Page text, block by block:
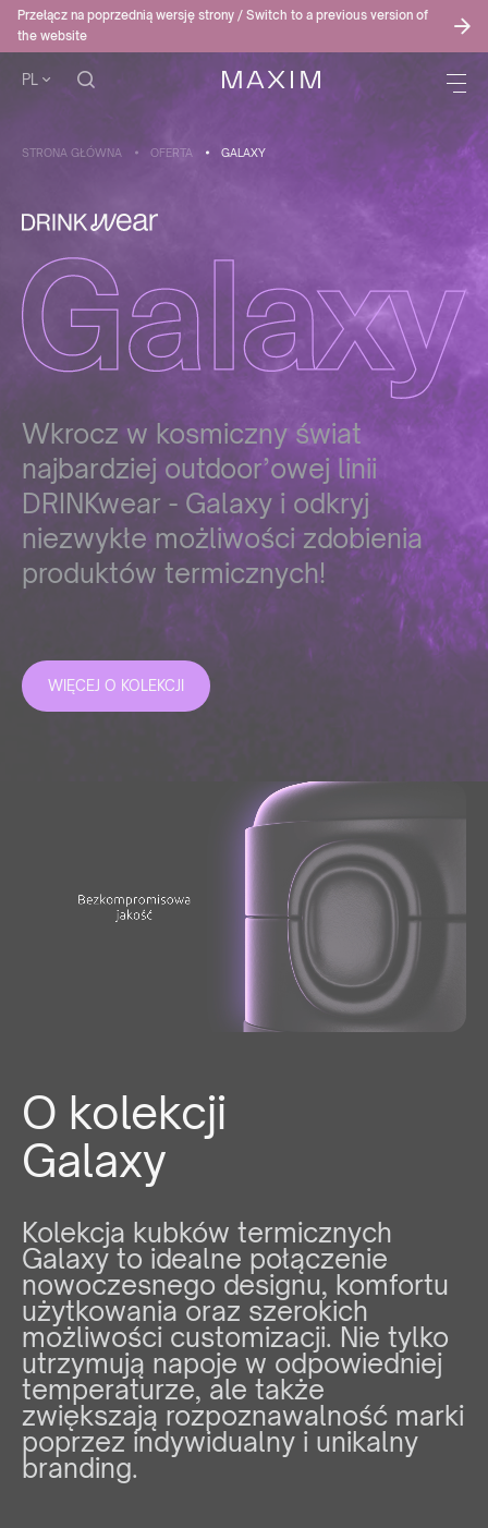
Przełącz na poprzednią wersję strony / Switch to a previous version of
the website
PL
STRONA GŁÓWNA OFERTA GALAXY
Wkrocz w kosmiczny świat
najbardziej outdoor’owej linii
DRINKwear - Galaxy i odkryj
niezwykłe możliwości zdobienia
produktów termicznych!
WIĘCEJ O KOLEKCJI
O kolekcji
Galaxy
Kolekcja kubków termicznych
Galaxy to idealne połączenie
nowoczesnego designu, komfortu
użytkowania oraz szerokich
możliwości customizacji. Nie tylko
utrzymują napoje w odpowiedniej
temperaturze, ale także
zwiększają rozpoznawalność marki
poprzez indywidualny i unikalny
branding.